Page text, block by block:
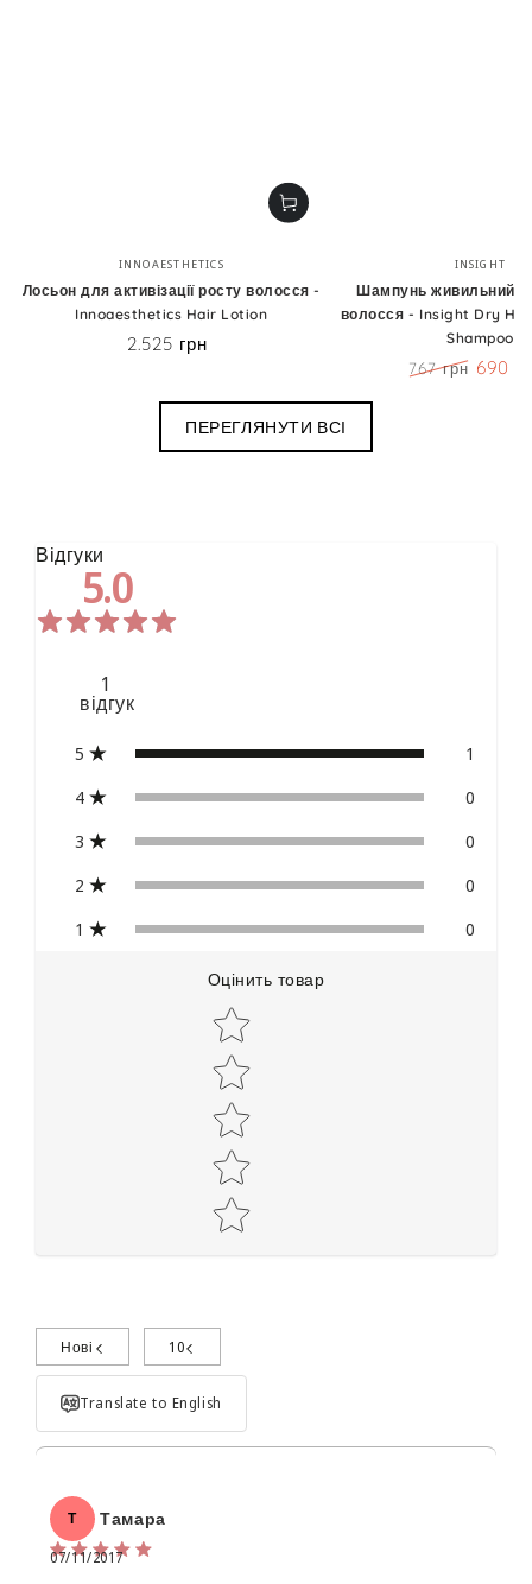
Бренд:
INNOAESTHETICS
Лосьон для активізації росту волосся -
Innoaesthetics Hair Lotion
Ціна
2.525 грн
INSIGHT
Шампунь живильний
волосся - Insight Dry
Shampoo
767 грн 690
ПЕРЕГЛЯНУТИ ВСІ
Відгуки
5.0
1
відгук
5
1
4
0
3
0
2
0
1
0
Оцінить товар
Star rating
Поділиться досвідом використання
Нові 10
Translate to English
Т Тамара
07/11/2017